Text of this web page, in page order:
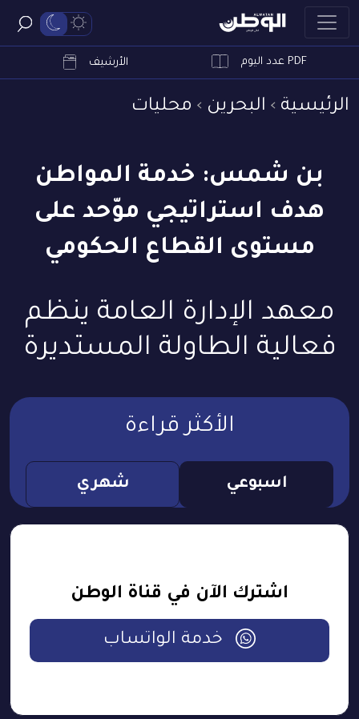
PDF عدد اليوم الأرشيف
الرئيسية البحرين محليات
بن شمس: خدمة المواطن
هدف استراتيجي موّحد على
مستوى القطاع الحكومي
معهد الإدارة العامة ينظم
فعالية الطاولة المستديرة
الأكثر قراءة
اسبوعي شهري
اشترك الآن في قناة الوطن
خدمة الواتساب